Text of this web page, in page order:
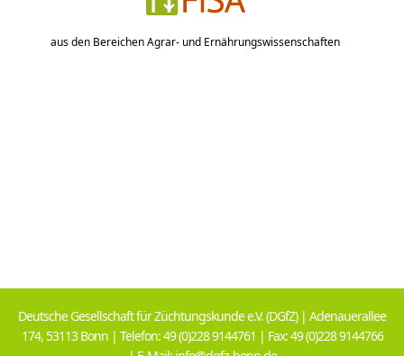
aus den Bereichen Agrar- und Ernährungswissenschaften
Deutsche Gesellschaft für Züchtungskunde e.V. (DGfZ) | Adenauerallee
174, 53113 Bonn | Telefon: 49 (0)228 9144761 | Fax: 49 (0)228 9144766